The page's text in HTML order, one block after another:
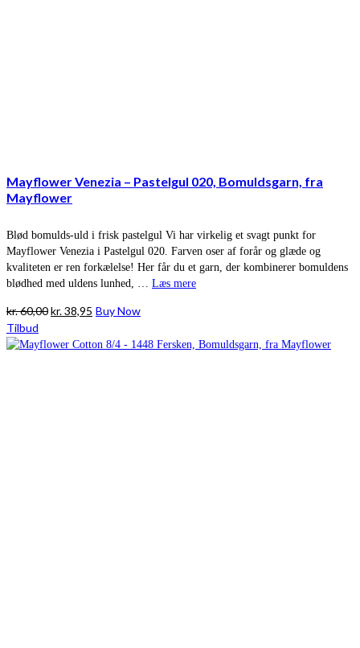
Mayflower Venezia – Pastelgul 020, Bomuldsgarn, fra
Mayflower
Blød bomulds-uld i frisk pastelgul Vi har virkelig et svagt punkt for
Mayflower Venezia i Pastelgul 020. Farven oser af forår og glæde og
kvaliteten er ren forkælelse! Her får du et garn, der kombinerer bomuldens
blødhed med uldens lunhed, … Læs mere
kr.60,00Den
pris
kr.38,95 Den
pris
Buy Now
Tilbud